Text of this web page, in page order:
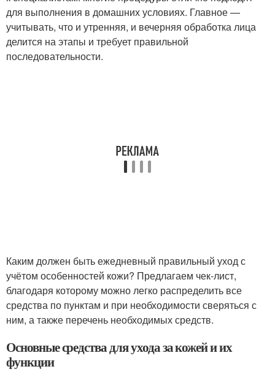
для выполнения в домашних условиях. Главное —
учитывать, что и утренняя, и вечерняя обработка лица
делится на этапы и требует правильной
последовательности.
Каким должен быть ежедневный правильный уход с
учётом особенностей кожи? Предлагаем чек-лист,
благодаря которому можно легко распределить все
средства по пунктам и при необходимости сверяться с
ним, а также перечень необходимых средств.
Основные средства для ухода за кожей и их
функции